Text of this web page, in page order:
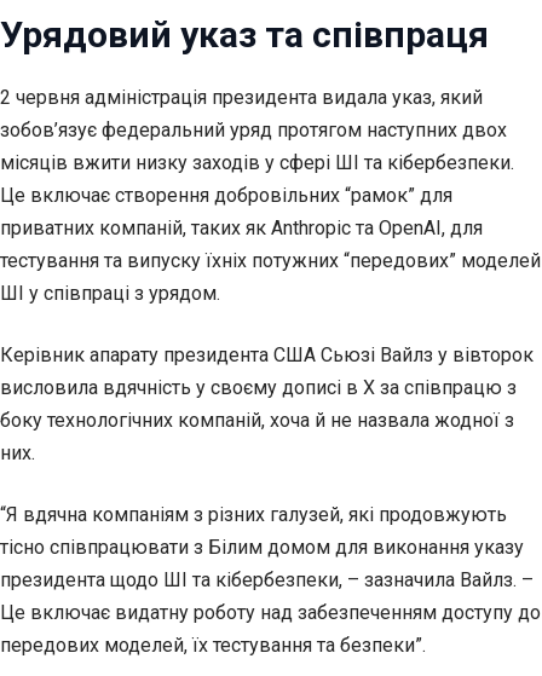
Урядовий указ та співпраця
2 червня адміністрація президента видала указ, який
зобов’язує федеральний уряд протягом наступних двох
місяців вжити низку заходів у сфері ШІ та кібербезпеки.
Це включає створення добровільних “рамок” для
приватних компаній, таких як Anthropic та OpenAI, для
тестування та випуску їхніх потужних “передових” моделей
ШІ у співпраці з урядом.
Керівник апарату президента США Сьюзі Вайлз у вівторок
висловила вдячність у своєму дописі в X за співпрацю з
боку технологічних компаній, хоча й не назвала жодної з
них.
“Я вдячна компаніям з різних галузей, які продовжують
тісно співпрацювати з Білим домом для виконання указу
президента щодо ШІ та кібербезпеки, – зазначила Вайлз. –
Це включає видатну роботу над забезпеченням доступу до
передових моделей, їх тестування та безпеки”.